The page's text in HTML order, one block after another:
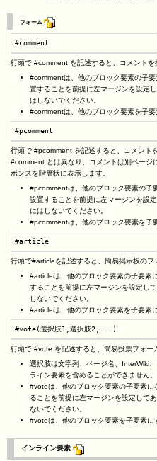
フォーム
#comment
行頭で #comment を記述すると、コメントを
#commentは、他のブロック要素の子
置することを前提に左マージンを設定
はしないでください。
#commentは、他のブロック要素を子要
#pcomment
行頭で #pcomment を記述すると、コメント
#comment とは異なり、コメントは別ページ
ポンスを階層状に表示します。
#pcommentは、他のブロック要素の子
設置することを前提に左マージンを設
にはしないでください。
#pcommentは、他のブロック要素を子
#article
行頭で#articleを記述すると、簡易掲示板のフ
#articleは、他のブロック要素の子要素
することを前提に左マージンを設定し
しないでください。
#articleは、他のブロック要素を子要素
#vote(選択肢1,選択肢2,...)
行頭で #vote を記述すると、簡易投票フォー
選択肢は文字列、ページ名、InterWiki
ライン要素を含めることができません。
#voteは、他のブロック要素の子要素
ることを前提に左マージンを設定して
ないでください。
#voteは、他のブロック要素を子要素に
インライン要素